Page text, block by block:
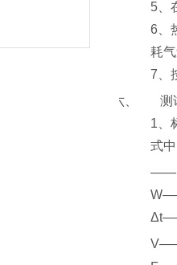
5
6
耗
7
六、
测
1
式
——